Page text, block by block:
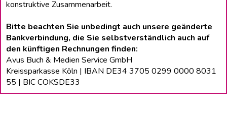
konstruktive Zusammenarbeit.
Bitte beachten Sie unbedingt auch unsere geänderte
Bankverbindung, die Sie selbstverständlich auch auf
den künftigen Rechnungen finden:
Avus Buch & Medien Service GmbH
Kreissparkasse Köln | IBAN DE34 3705 0299 0000 8031
55 | BIC COKSDE33